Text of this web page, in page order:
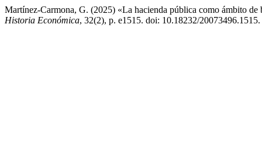
Martínez-Carmona, G. (2025) «La hacienda pública como ámbito
Historia Económica, 32(2), p. e1515. doi: 10.18232/20073496.1515.